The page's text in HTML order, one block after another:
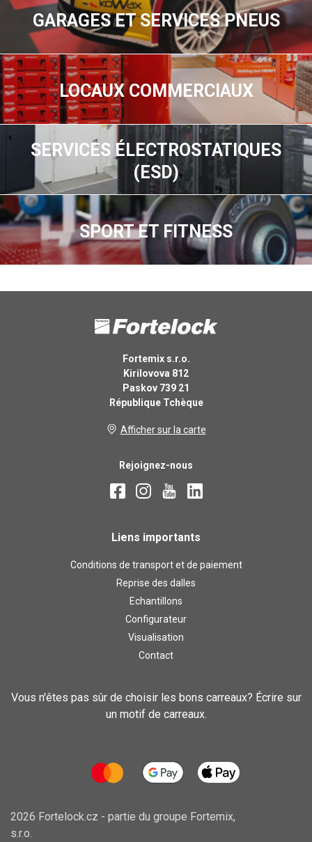
GARAGES ET SERVICES PNEUS
LOCAUX COMMERCIAUX
SERVICES ÉLECTROSTATIQUES
(ESD)
SPORT ET FITNESS
Fortemix s.r.o.
Kirilovova 812
Paskov 739 21
République Tchèque
Afficher sur la carte
Rejoignez-nous
Liens importants
Conditions de transport et de paiement
Reprise des dalles
Echantillons
Configurateur
Visualisation
Contact
Vous n'êtes pas sûr de choisir les bons carreaux? Écrire sur
un motif de carreaux.
2026 Fortelock.cz - partie du groupe Fortemix,
s.r.o.